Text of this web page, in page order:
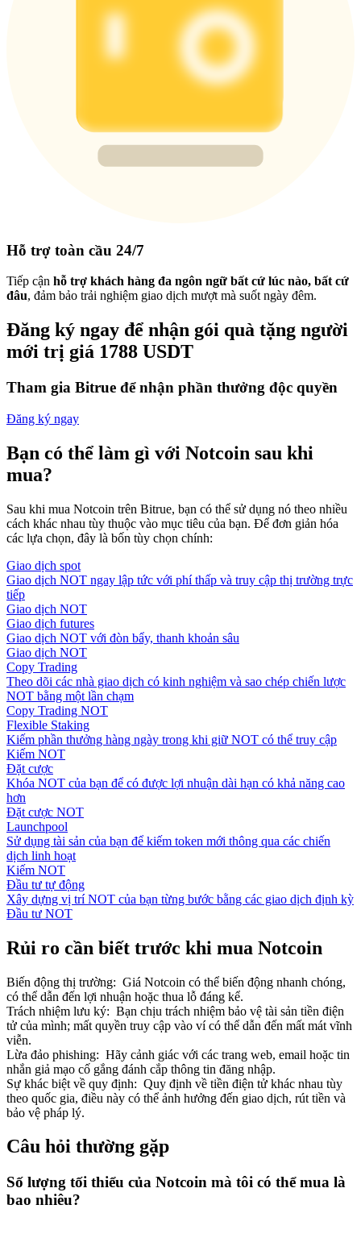
Hỗ trợ toàn cầu 24/7
Tiếp cận hỗ trợ khách hàng đa ngôn ngữ bất cứ lúc nào, bất cứ
đâu, đảm bảo trải nghiệm giao dịch mượt mà suốt ngày đêm.
Đăng ký ngay để nhận gói quà tặng người
mới trị giá 1788 USDT
Tham gia Bitrue để nhận phần thưởng độc quyền
Đăng ký ngay
Bạn có thể làm gì với Notcoin sau khi
mua?
Sau khi mua Notcoin trên Bitrue, bạn có thể sử dụng nó theo nhiều
cách khác nhau tùy thuộc vào mục tiêu của bạn. Để đơn giản hóa
các lựa chọn, đây là bốn tùy chọn chính:
Giao dịch spot
Giao dịch NOT ngay lập tức với phí thấp và truy cập thị trường trực
tiếp
Giao dịch NOT
Giao dịch futures
Giao dịch NOT với đòn bẩy, thanh khoản sâu
Giao dịch NOT
Copy Trading
Theo dõi các nhà giao dịch có kinh nghiệm và sao chép chiến lược
NOT bằng một lần chạm
Copy Trading NOT
Flexible Staking
Kiếm phần thưởng hàng ngày trong khi giữ NOT có thể truy cập
Kiếm NOT
Đặt cược
Khóa NOT của bạn để có được lợi nhuận dài hạn có khả năng cao
hơn
Đặt cược NOT
Launchpool
Sử dụng tài sản của bạn để kiếm token mới thông qua các chiến
dịch linh hoạt
Kiếm NOT
Đầu tư tự động
Xây dựng vị trí NOT của bạn từng bước bằng các giao dịch định kỳ
Đầu tư NOT
Rủi ro cần biết trước khi mua Notcoin
Biến động thị trường: Giá Notcoin có thể biến động nhanh chóng,
có thể dẫn đến lợi nhuận hoặc thua lỗ đáng kể.
Trách nhiệm lưu ký: Bạn chịu trách nhiệm bảo vệ tài sản tiền điện
tử của mình; mất quyền truy cập vào ví có thể dẫn đến mất mát vĩnh
viễn.
Lừa đảo phishing: Hãy cảnh giác với các trang web, email hoặc tin
nhắn giả mạo cố gắng đánh cắp thông tin đăng nhập.
Sự khác biệt về quy định: Quy định về tiền điện tử khác nhau tùy
theo quốc gia, điều này có thể ảnh hưởng đến giao dịch, rút tiền và
bảo vệ pháp lý.
Câu hỏi thường gặp
Số lượng tối thiểu của Notcoin mà tôi có thể mua là
bao nhiêu?